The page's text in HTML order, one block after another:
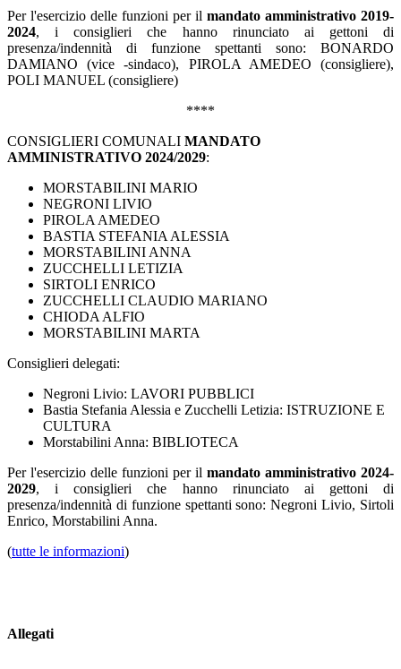
Per l'esercizio delle funzioni per il mandato amministrativo 2019-
2024, i consiglieri che hanno rinunciato ai gettoni di
presenza/indennità di funzione spettanti sono: BONARDO
DAMIANO (vice -sindaco), PIROLA AMEDEO (consigliere),
POLI MANUEL (consigliere)
****
CONSIGLIERI COMUNALI MANDATO
AMMINISTRATIVO 2024/2029:
MORSTABILINI MARIO
NEGRONI LIVIO
PIROLA AMEDEO
BASTIA STEFANIA ALESSIA
MORSTABILINI ANNA
ZUCCHELLI LETIZIA
SIRTOLI ENRICO
ZUCCHELLI CLAUDIO MARIANO
CHIODA ALFIO
MORSTABILINI MARTA
Consiglieri delegati:
Negroni Livio: LAVORI PUBBLICI
Bastia Stefania Alessia e Zucchelli Letizia: ISTRUZIONE E
CULTURA
Morstabilini Anna: BIBLIOTECA
Per l'esercizio delle funzioni per il mandato amministrativo 2024-
2029, i consiglieri che hanno rinunciato ai gettoni di
presenza/indennità di funzione spettanti sono: Negroni Livio, Sirtoli
Enrico, Morstabilini Anna.
(tutte le informazioni)
Allegati